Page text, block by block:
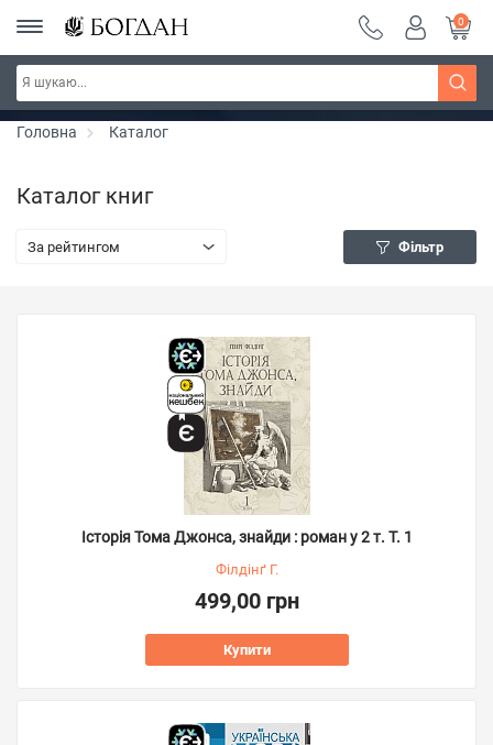
РОЗПРОДАЖ ~ 150 грн ~ 200 грн ~ 250 грн ~
300 грн ~ РОЗПРОДАЖ
Дізнатись більше
0
Головна Каталог
Каталог книг
За рейтингом Фільтр
Історія Тома Джонса, знайди : роман у 2 т. Т. 1
Філдінґ Г.
499,00 грн
Купити